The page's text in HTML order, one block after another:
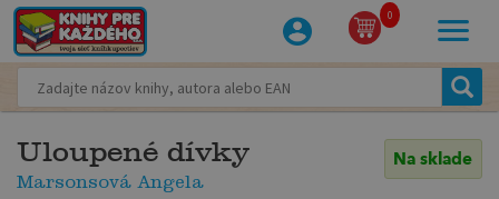
0
Uloupené dívky
Marsonsová Angela
Na sklade